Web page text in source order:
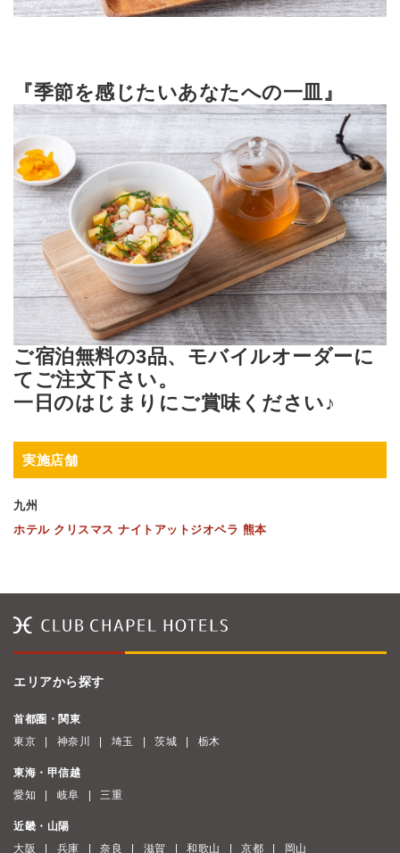
『季節を感じたいあなたへの一皿』
ご宿泊無料の3品、モバイルオーダーに
てご注文下さい。
一日のはじまりにご賞味ください♪
実施店舗
九州
ホテル クリスマス ナイトアットジオペラ 熊本
エリアから探す
首都圏・関東
東京
神奈川 埼玉 茨城 栃木
東海・甲信越
愛知
岐阜 三重
近畿・山陽
大阪
兵庫 奈良 滋賀 和歌山 京都 岡山